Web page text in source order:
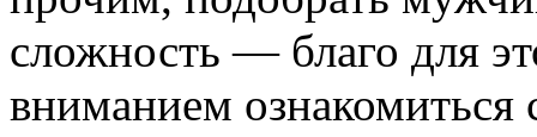
сложность — благо для
вниманием ознакомиться